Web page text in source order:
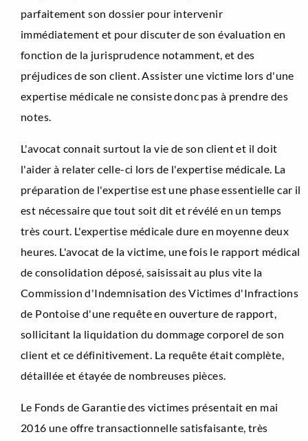
parfaitement son dossier pour intervenir
immédiatement et pour discuter de son évaluation en
fonction de la jurisprudence notamment, et des
préjudices de son client. Assister une victime lors d'une
expertise médicale ne consiste donc pas à prendre des
notes.
L'avocat connait surtout la vie de son client et il doit
l'aider à relater celle-ci lors de l'expertise médicale. La
préparation de l'expertise est une phase essentielle car il
est nécessaire que tout soit dit et révélé en un temps
très court. L'expertise médicale dure en moyenne deux
heures. L'avocat de la victime, une fois le rapport médical
de consolidation déposé, saisissait au plus vite la
Commission d'Indemnisation des Victimes d'Infractions
de Pontoise d'une requête en ouverture de rapport,
sollicitant la liquidation du dommage corporel de son
client et ce définitivement. La requête était complète,
détaillée et étayée de nombreuses pièces.
Le Fonds de Garantie des victimes présentait en mai
2016 une offre transactionnelle satisfaisante, très